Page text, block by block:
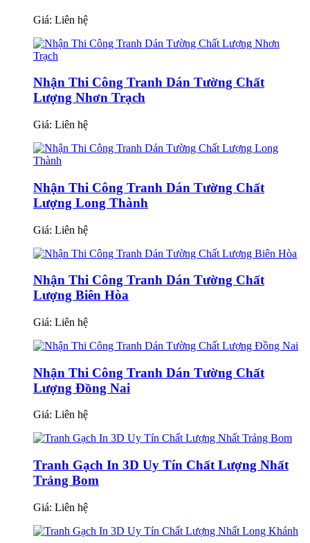
Giá: Liên hệ
Nhận Thi Công Tranh Dán Tường Chất
Lượng Nhơn Trạch
Giá: Liên hệ
Nhận Thi Công Tranh Dán Tường Chất
Lượng Long Thành
Giá: Liên hệ
Nhận Thi Công Tranh Dán Tường Chất
Lượng Biên Hòa
Giá: Liên hệ
Nhận Thi Công Tranh Dán Tường Chất
Lượng Đồng Nai
Giá: Liên hệ
Tranh Gạch In 3D Uy Tín Chất Lượng Nhất
Trảng Bom
Giá: Liên hệ